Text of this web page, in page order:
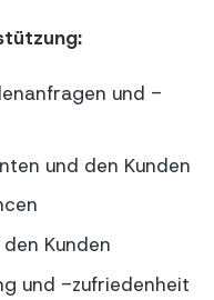
und -
und den Kunden
Kunden
und -zufriedenheit